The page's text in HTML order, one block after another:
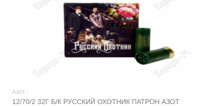
Азот -
12/70/2 32Г Б/К РУССКИЙ ОХОТНИК ПАТРОН АЗОТ